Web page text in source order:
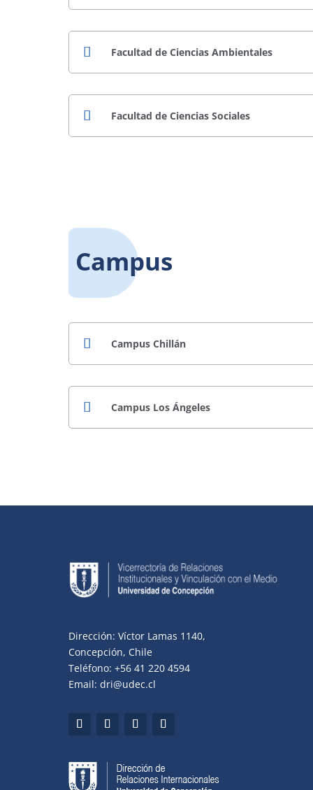
Facultad de Ciencias Ambientales
Facultad de Ciencias Sociales
Campus
Campus Chillán
Campus Los Ángeles
Dirección: Víctor Lamas 1140,
Concepción, Chile
Teléfono: +56 41 220 4594
Email: dri@udec.cl